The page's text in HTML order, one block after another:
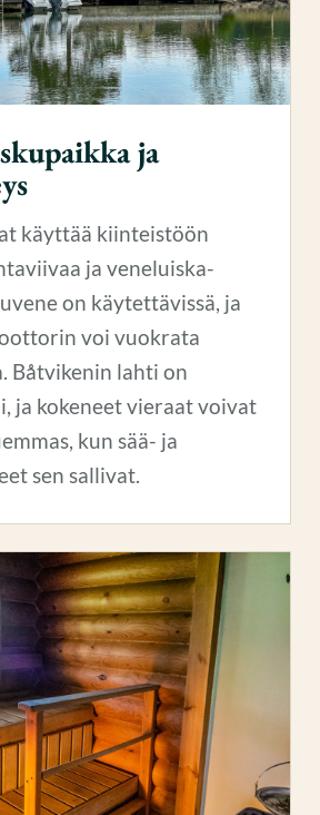
ja
käyttää kiinteistöön
ja veneluiska-
on käytettävissä, ja
voi vuokrata
Båtvikenin lahti on
ja kokeneet vieraat voivat
kun sää- ja
sen sallivat.